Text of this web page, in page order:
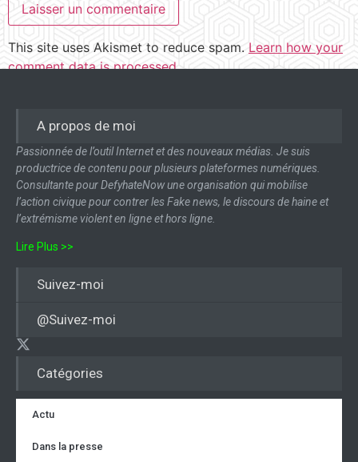
This site uses Akismet to reduce spam. Learn how your
comment data is processed.
Catégories
Actu
Dans la presse
A propos de moi
Passionnée de l’outil Internet et des nouveaux médias. Je suis
productrice de contenu pour plusieurs plateformes numériques.
Consultante pour DefyhateNow une organisation qui mobilise
l’action civique pour contrer les Fake news, le discours de haine et
l’extrémisme violent en ligne et hors ligne.
Lire Plus >>
Suivez-moi
@Suivez-moi